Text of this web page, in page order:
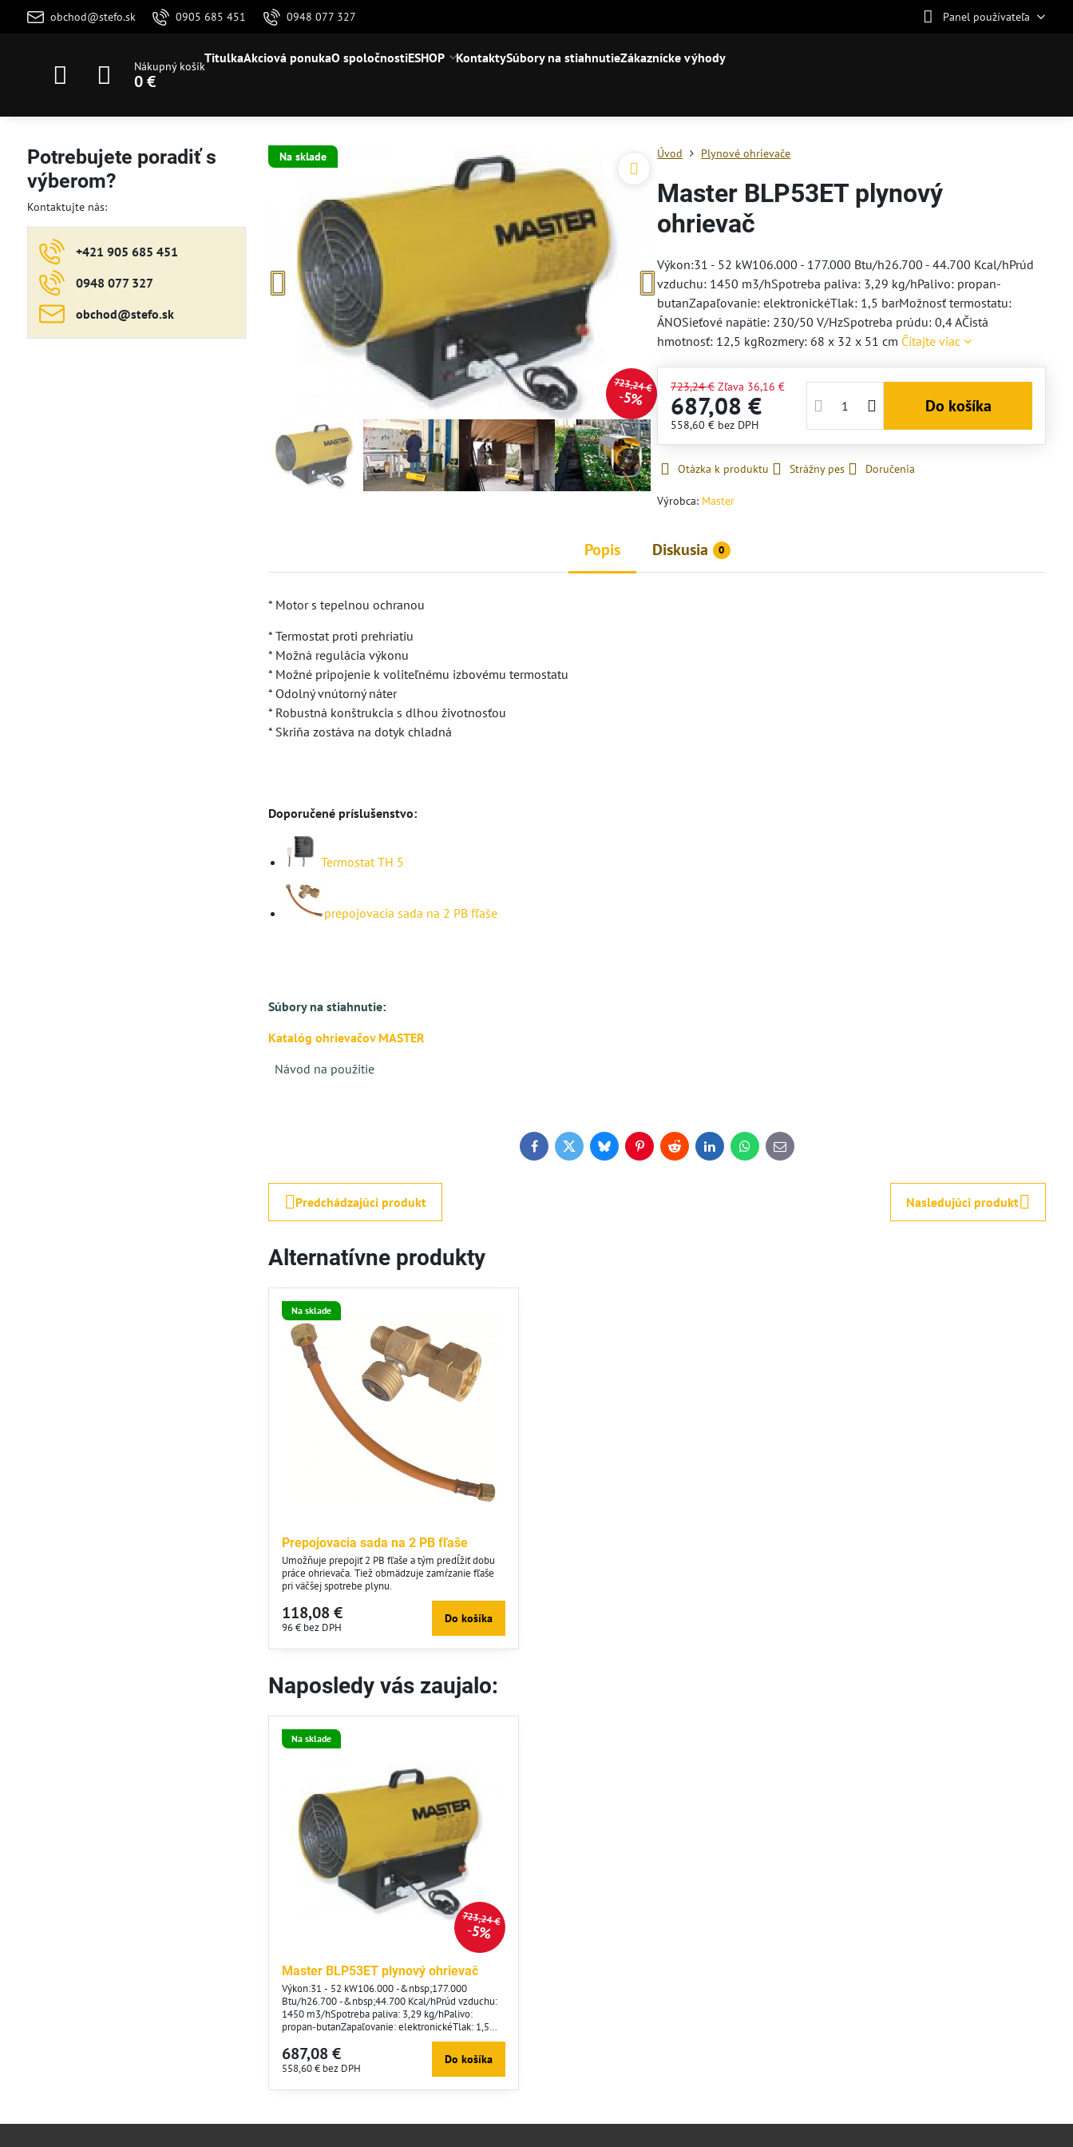
obchod@stefo.sk 0905 685 451 0948 077 327 Panel používateľa
Nákupný košík
0 €
TitulkaAkciová ponukaO spoločnostiESHOP KontaktySúbory na stiahnutieZákaznícke výhody
Na sklade
723,24 €
5%
Úvod Plynové ohrievače
Master BLP53ET plynový
ohrievač
Výkon:31 - 52 kW106.000 - 177.000 Btu/h26.700 - 44.700 Kcal/hPrúd
vzduchu: 1450 m3/hSpotreba paliva: 3,29 kg/hPalivo: propan-
butanZapaľovanie: elektronickéTlak: 1,5 barMožnosť termostatu:
ÁNOSieťové napätie: 230/50 V/HzSpotreba prúdu: 0,4 AČistá
hmotnosť: 12,5 kgRozmery: 68 x 32 x 51 cm Čítajte viac
723,24 € Zľava 36,16 €
687,08 €
558,60 € bez DPH
Do košíka
Otázka k produktu Strážny pes Doručenia
Výrobca: Master
Popis Diskusia 0
* Motor s tepelnou ochranou
* Termostat proti prehriatiu
* Možná regulácia výkonu
* Možné pripojenie k voliteľnému izbovému termostatu
* Odolný vnútorný náter
* Robustná konštrukcia s dlhou životnosťou
* Skriňa zostáva na dotyk chladná
Doporučené príslušenstvo:
Termostat TH 5
prepojovacia sada na 2 PB fľaše
Súbory na stiahnutie:
Katalóg ohrievačov MASTER
Návod na použitie
FacebookTwitterBlueskyPinterestRedditLinkedInWhatsApp
E-
mail
Predchádzajúci produkt Nasledujúci produkt
Alternatívne produkty
Na sklade
Prepojovacia sada na 2 PB fľaše
Umožňuje prepojiť 2 PB fľaše a tým predĺžiť dobu
práce ohrievača. Tiež obmädzuje zamŕzanie fľaše
pri väčšej spotrebe plynu.
118,08 €
96 € bez DPH
Do košíka
Naposledy vás zaujalo:
723,24 €
5%
Na sklade
Master BLP53ET plynový ohrievač
Výkon:31 - 52 kW106.000 -&nbsp;177.000
Btu/h26.700 -&nbsp;44.700 Kcal/hPrúd vzduchu:
1450 m3/hSpotreba paliva: 3,29 kg/hPalivo:
propan-butanZapaľovanie: elektronickéTlak: 1,5
barMožnosť termostatu: ÁNOSieťové napätie:
230/50 V/HzSpotreba prúdu: 0,4 AČistá hmotnosť:
12,5 kgRozmery: 68 x 32 x 51 cm
687,08 €
558,60 € bez DPH
Do košíka
Potrebujete poradiť s
výberom?
Kontaktujte nás:
+421 905 685 451
0948 077 327
obchod​@stefo​.sk